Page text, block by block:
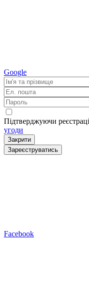
Google
Підтверджуючи
угоди
Закрити
Зареєструватись
Facebook